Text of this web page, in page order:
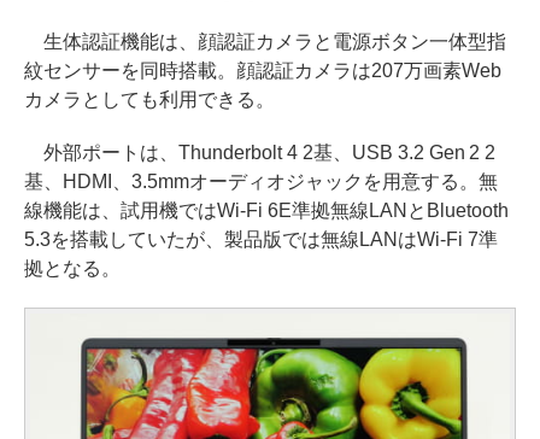
生体認証機能は、顔認証カメラと電源ボタン一体型指
紋センサーを同時搭載。顔認証カメラは207万画素Web
カメラとしても利用できる。
外部ポートは、Thunderbolt 4 2基、USB 3.2 Gen 2 2
基、HDMI、3.5mmオーディオジャックを用意する。無
線機能は、試用機ではWi-Fi 6E準拠無線LANとBluetooth
5.3を搭載していたが、製品版では無線LANはWi-Fi 7準
拠となる。